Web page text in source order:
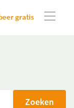
gratis
Zoeken